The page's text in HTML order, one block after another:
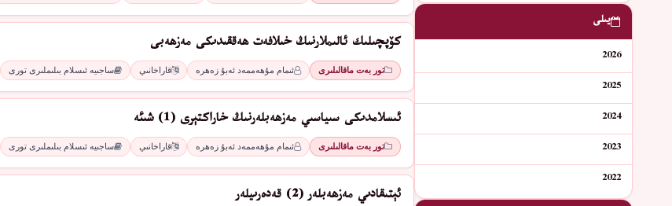
كۆپچىلىك ئالىملارنىڭ خىلافەت ھەققىدىكى مەزھەبى
تور بەت ماقالىلىرى ئىمام مۇھەممەد ئەبۇ زەھرە قاراخانىي ساجىيە ئىسلام بىلىملىرى تورى
ئىسلامدىكى سىياسىي مەزھەبلەرنىڭ خاراكتېرى (1) شىئە
تور بەت ماقالىلىرى ئىمام مۇھەممەد ئەبۇ زەھرە قاراخانىي ساجىيە ئىسلام بىلىملىرى تورى
ئېتىقادىي مەزھەبلەر (2) قەدەرىيلەر
يىلى
2026
2025
2024
2023
2022